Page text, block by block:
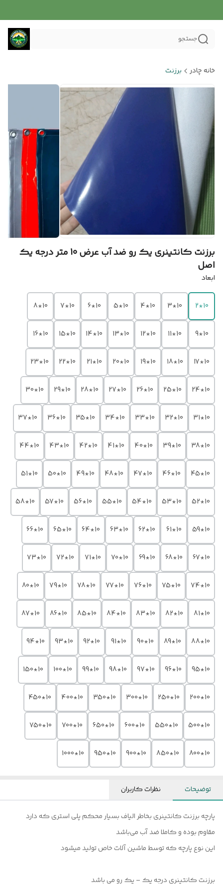
جستجو
خانه چادر برزنت
برزنت کانتینری یک رو ضد آب عرض 10 متر درجه یک
اصل
ابعاد
10*2
10*3
10*4
10*5
10*6
10*7
10*8
10*9
10*11
10*12
10*13
10*14
10*15
10*16
10*17
10*18
10*19
10*20
10*21
10*22
10*23
10*24
10*25
10*26
10*27
10*28
10*29
10*30
10*31
10*32
10*33
10*34
10*35
10*36
10*37
10*38
10*39
10*40
10*41
10*42
10*43
10*44
10*45
10*46
10*47
10*48
10*49
10*50
10*51
10*52
10*53
10*54
10*55
10*56
10*57
10*58
10*59
10*61
10*62
10*63
10*64
10*65
10*66
10*67
10*68
10*69
10*70
10*71
10*72
10*73
10*74
10*75
10*76
10*77
10*78
10*79
10*80
10*81
10*82
10*83
10*84
10*85
10*86
10*87
10*88
10*89
10*90
10*91
10*92
10*93
10*94
10*95
10*96
10*97
10*98
10*99
10*100
10*150
10*200
10*250
10*300
10*350
10*400
10*450
10*500
10*550
10*600
10*650
10*700
10*750
10*800
10*850
10*900
10*950
10*1000
توضیحات نظرات کاربران
پارچه برزنت کانتینری بخاطر الیاف بسیار محکم پلی استری که دارد
مقاوم بوده و کاملا ضد آب می‌باشد
این نوع پارچه که توسط ماشین آلات خاص تولید میشود
برزنت کانتینری درجه یک – یک رو می باشد